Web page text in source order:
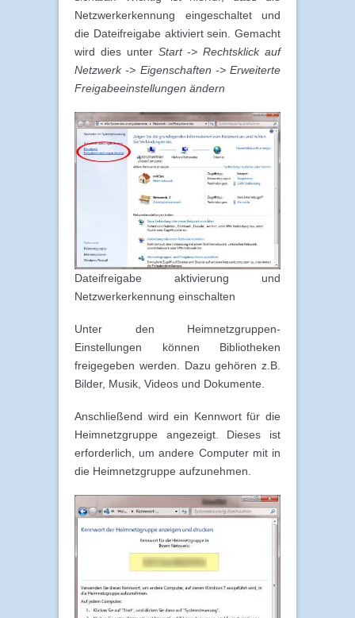
Netzwerkerkennung eingeschaltet und
die Dateifreigabe aktiviert sein. Gemacht
wird dies unter Start -> Rechtsklick auf
Netzwerk -> Eigenschaften -> Erweiterte
Freigabeeinstellungen ändern
Dateifreigabe aktivierung und
Netzwerkerkennung einschalten
Unter den Heimnetzgruppen-
Einstellungen können Bibliotheken
freigegeben werden. Dazu gehören z.B.
Bilder, Musik, Videos und Dokumente.
Anschließend wird ein Kennwort für die
Heimnetzgruppe angezeigt. Dieses ist
erforderlich, um andere Computer mit in
die Heimnetzgruppe aufzunehmen.